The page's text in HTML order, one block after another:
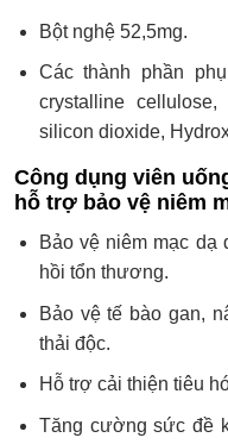
Bột nghệ 52,5mg.
Các thành phần
crystalline cellulose,
silicon dioxide,
Công dụng viên
hỗ trợ bảo vệ niêm
Bảo vệ niêm mạc dạ
hồi tổn thương.
Bảo vệ tế bào gan,
thải độc.
Hỗ trợ cải thiện tiêu
Tăng cường sức đề